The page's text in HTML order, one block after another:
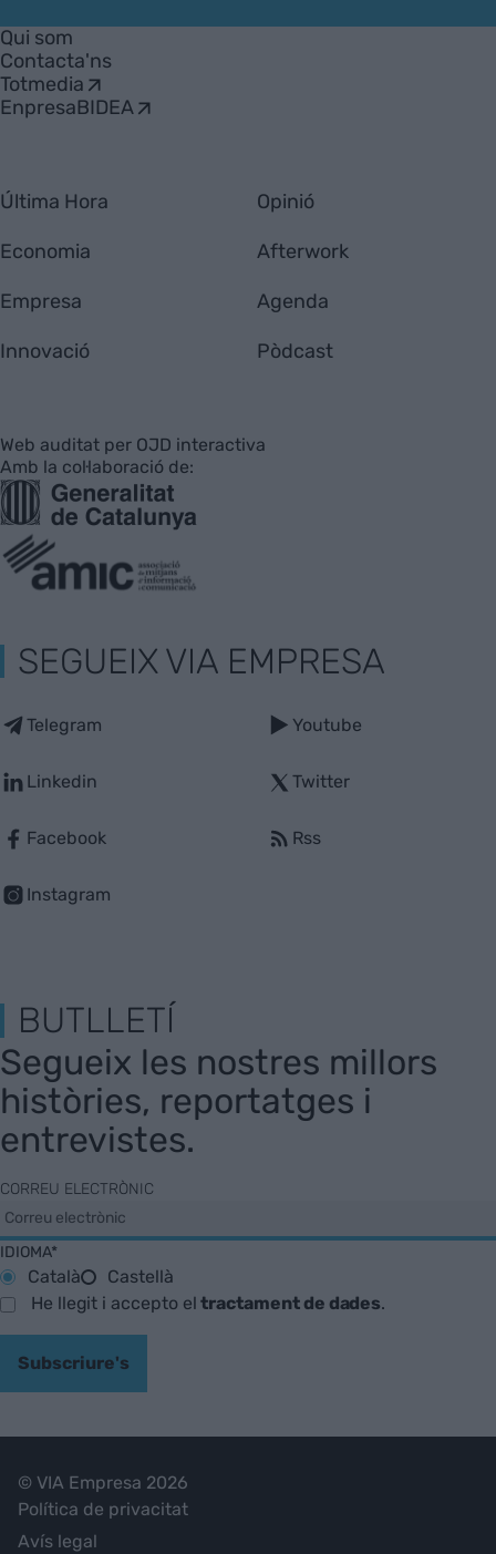
Empresa
Qui som
Contacta'ns
Totmedia
EnpresaBIDEA
Última Hora
Economia
Empresa
Innovació
Opinió
Afterwork
Agenda
Pòdcast
Web auditat per OJD interactiva
Amb la col·laboració de:
SEGUEIX VIA EMPRESA
Telegram
Linkedin
Facebook
Instagram
Youtube
Twitter
Rss
BUTLLETÍ
Segueix les nostres millors
històries, reportatges i
entrevistes.
CORREU ELECTRÒNIC
IDIOMA*
Català
Castellà
He llegit i accepto eltractament de dades.
Subscriure's
© VIA Empresa 2026
Política de privacitat
Avís legal